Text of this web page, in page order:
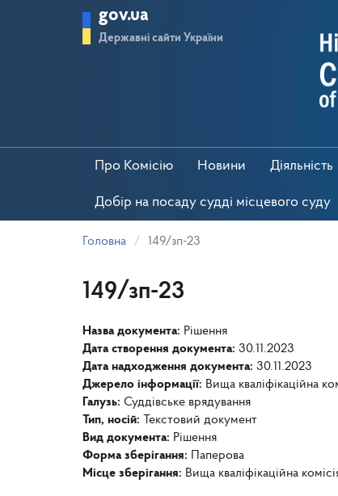
gov.ua
Державні сайти України
Про Комісію Новини Діяльність
Добір на посаду судді місцевого суду
Головна 149/зп-23
149/зп-23
Назва документа: Рішення
Дата створення документа: 30.11.2023
Дата надходження документа: 30.11.2023
Джерело інформації: Вища кваліфікаційна
Галузь: Суддівське врядування
Тип, носій:
Текстовий документ
Вид документа: Рішення
Форма зберігання:
Паперова
Місце зберігання: Вища кваліфікаційна